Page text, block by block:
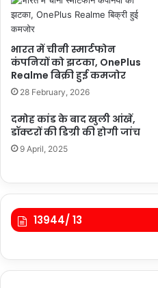
भारत में चीनी स्मार्टफोन
कंपनियों को झटका, OnePlus
Realme बिक्री हुई कमजोर
28 February, 2026
दमोह कांड के बाद खुली आंखें,
डॉक्टरों की डिग्री की होगी जांच
9 April, 2025
13944/ 13